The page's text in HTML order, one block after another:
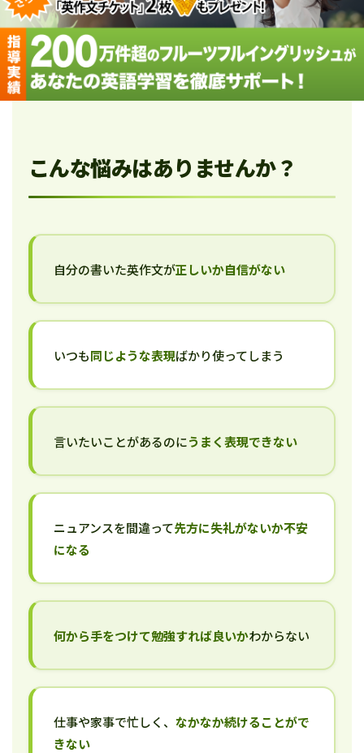
こんな悩みはありませんか？
自分の書いた英作文が正しいか自信がない
いつも同じような表現ばかり使ってしまう
言いたいことがあるのにうまく表現できない
ニュアンスを間違って先方に失礼がないか不安
になる
何から手をつけて勉強すれば良いかわからない
仕事や家事で忙しく、 なかなか続けることがで
きない